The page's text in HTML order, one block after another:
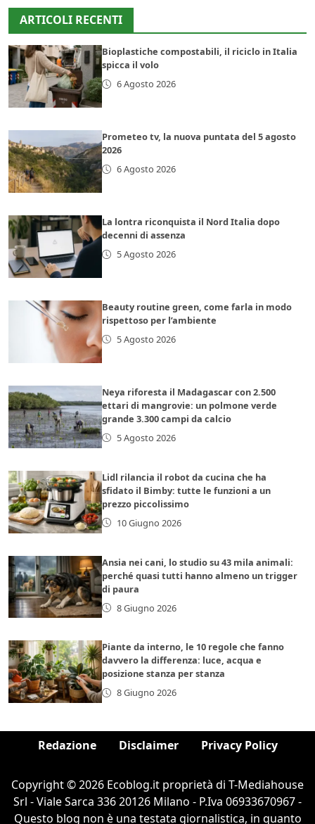
ARTICOLI RECENTI
Bioplastiche compostabili, il riciclo in Italia
spicca il volo
6 Agosto 2026
Prometeo tv, la nuova puntata del 5 agosto
2026
6 Agosto 2026
La lontra riconquista il Nord Italia dopo
decenni di assenza
5 Agosto 2026
Beauty routine green, come farla in modo
rispettoso per l’ambiente
5 Agosto 2026
Neya riforesta il Madagascar con 2.500
ettari di mangrovie: un polmone verde
grande 3.300 campi da calcio
5 Agosto 2026
Lidl rilancia il robot da cucina che ha
sfidato il Bimby: tutte le funzioni a un
prezzo piccolissimo
10 Giugno 2026
Ansia nei cani, lo studio su 43 mila animali:
perché quasi tutti hanno almeno un trigger
di paura
8 Giugno 2026
Piante da interno, le 10 regole che fanno
davvero la differenza: luce, acqua e
posizione stanza per stanza
8 Giugno 2026
Redazione Disclaimer Privacy Policy
Copyright © 2026 Ecoblog.it proprietà di T-Mediahouse
Srl - Viale Sarca 336 20126 Milano - P.Iva 06933670967 -
Questo blog non è una testata giornalistica, in quanto